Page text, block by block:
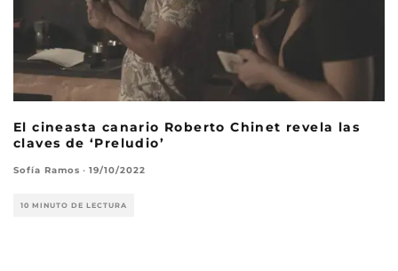
El cineasta canario Roberto Chinet revela las
claves de ‘Preludio’
Sofía Ramos · 19/10/2022
10 MINUTO DE LECTURA